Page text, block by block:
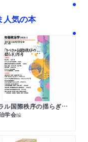
人気の本
「リベラル国際秩序の揺らぎ」再考 年報政治学２０２６‐Ⅰ
学会編